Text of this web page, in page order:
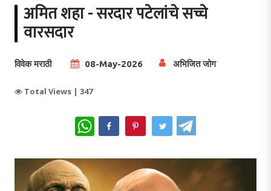
अमित शहा - सरदार पटेलांचे सच्चे
वारसदार
विवेक मराठी 08-May-2026 अभिजित जोग
Total Views | 347
WhatsApp